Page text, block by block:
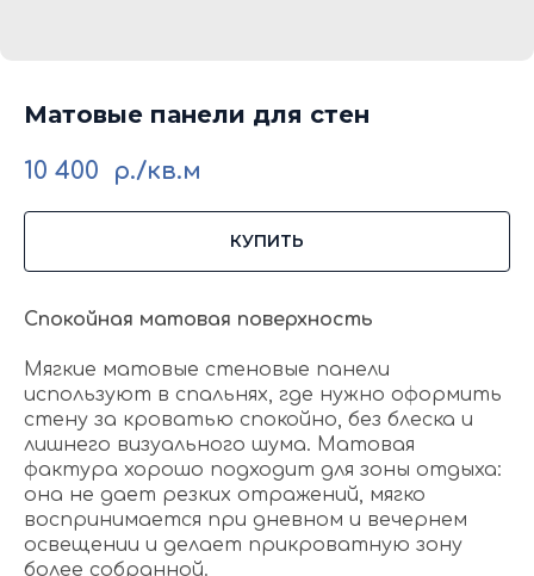
Матовые панели для стен
10 400 р./кв.м
КУПИТЬ
Спокойная матовая поверхность
Мягкие матовые стеновые панели
используют в спальнях, где нужно оформить
стену за кроватью спокойно, без блеска и
лишнего визуального шума. Матовая
фактура хорошо подходит для зоны отдыха:
она не дает резких отражений, мягко
воспринимается при дневном и вечернем
освещении и делает прикроватную зону
более собранной.